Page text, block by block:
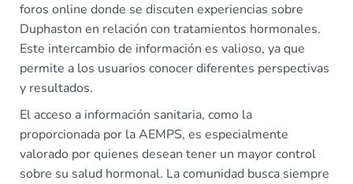
foros online donde se discuten experiencias sobre
Duphaston en relación con tratamientos hormonales.
Este intercambio de información es valioso, ya que
permite a los usuarios conocer diferentes perspectivas
y resultados.
El acceso a información sanitaria, como la
proporcionada por la AEMPS, es especialmente
valorado por quienes desean tener un mayor control
sobre su salud hormonal. La comunidad busca siempre